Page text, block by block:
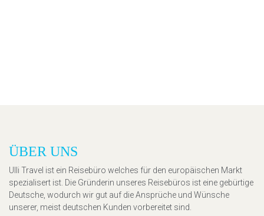
ÜBER UNS
Ulli Travel ist ein Reisebüro welches für den europäischen Markt
spezialisert ist. Die Gründerin unseres Reisebüros ist eine gebürtige
Deutsche, wodurch wir gut auf die Ansprüche und Wünsche
unserer, meist deutschen Kunden vorbereitet sind.